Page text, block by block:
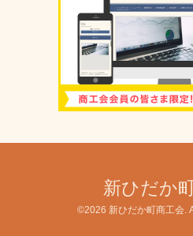
新ひだか
©2026 新ひだか町商工会.